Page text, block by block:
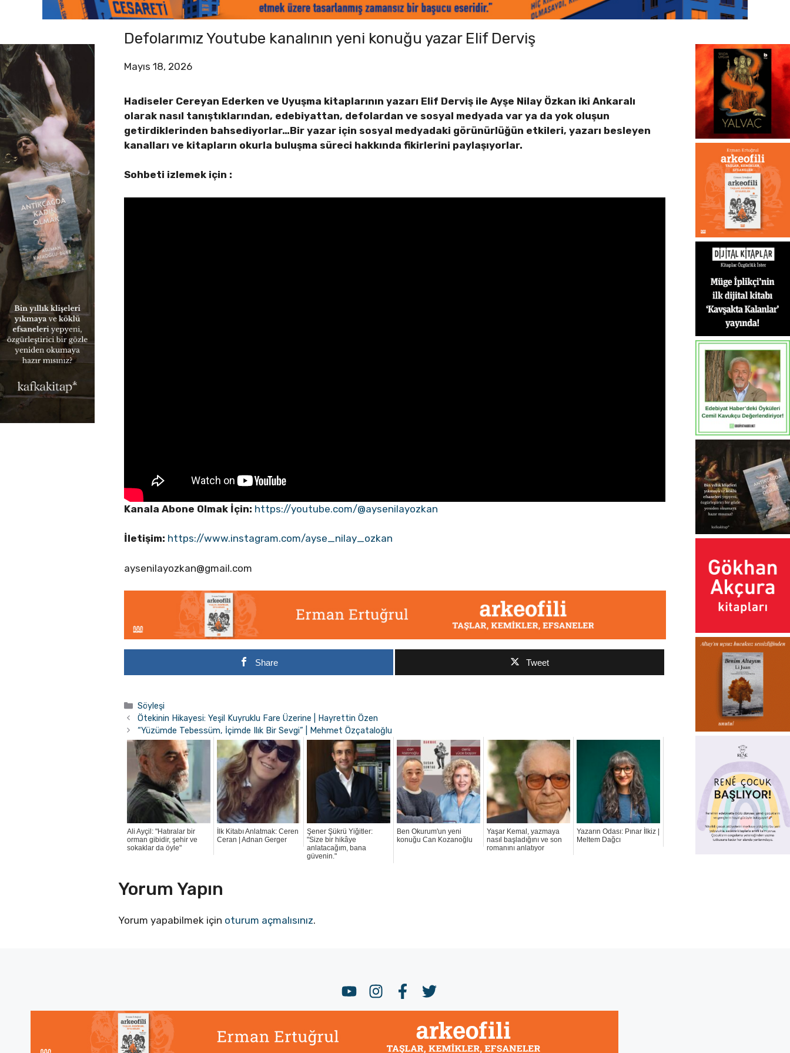
Defolarımız Youtube kanalının yeni konuğu yazar Elif Derviş
Mayıs 18, 2026
Hadiseler Cereyan Ederken ve Uyuşma kitaplarının yazarı Elif Derviş ile Ayşe Nilay Özkan iki Ankaralı
olarak nasıl tanıştıklarından, edebiyattan, defolardan ve sosyal medyada var ya da yok oluşun
getirdiklerinden bahsediyorlar…Bir yazar için sosyal medyadaki görünürlüğün etkileri, yazarı besleyen
kanalları ve kitapların okurla buluşma süreci hakkında fikirlerini paylaşıyorlar.
Sohbeti izlemek için :
Kanala Abone Olmak İçin: https://youtube.com/@aysenilayozkan
İletişim: https://www.instagram.com/ayse_nilay_ozkan
aysenilayozkan@gmail.com
Share Tweet
Kategoriler
Söyleşi
Ötekinin Hikayesi: Yeşil Kuyruklu Fare Üzerine | Hayrettin Özen
“Yüzümde Tebessüm, İçimde Ilık Bir Sevgi” | Mehmet Özçataloğlu
Ali Ayçil: "Hatıralar bir
orman gibidir, şehir ve
sokaklar da öyle"
İlk Kitabı Anlatmak: Ceren
Ceran | Adnan Gerger
Şener Şükrü Yiğitler:
"Size bir hikâye
anlatacağım, bana
güvenin."
Ben Okurum'un yeni
konuğu Can Kozanoğlu
Yaşar Kemal, yazmaya
nasıl başladığını ve son
romanını anlatıyor
Yazarın Odası: Pınar İlkiz |
Meltem Dağcı
Yorum Yapın
Yorum yapabilmek için oturum açmalısınız.